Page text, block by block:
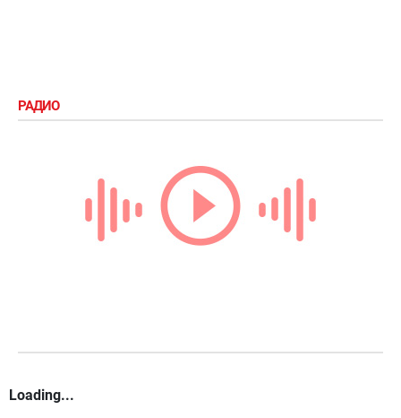
РАДИО
Loading...